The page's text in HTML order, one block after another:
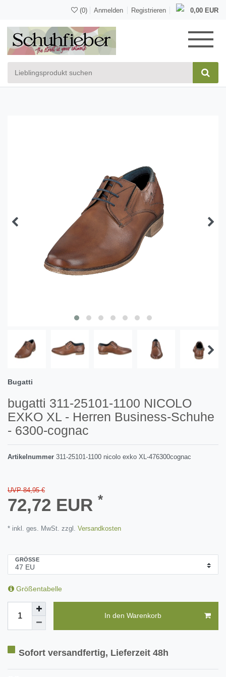
(0) Anmelden Registrieren 0,00 EUR
Bugatti
bugatti 311-25101-1100 NICOLO
EXKO XL - Herren Business-Schuhe
- 6300-cognac
Artikelnummer 311-25101-1100 nicolo exko XL-476300cognac
UVP 84,95 €
72,72 EUR *
* inkl. ges. MwSt. zzgl. Versandkosten
GRÖSSE
Größentabelle
In den Warenkorb
Sofort versandfertig, Lieferzeit 48h